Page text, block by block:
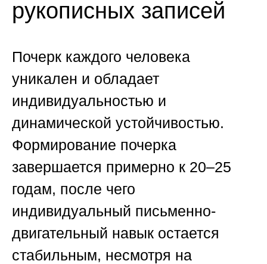
рукописных записей
Почерк каждого человека
уникален и обладает
индивидуальностью и
динамической устойчивостью.
Формирование почерка
завершается примерно к 20–25
годам, после чего
индивидуальный письменно-
двигательный навык остается
стабильным, несмотря на